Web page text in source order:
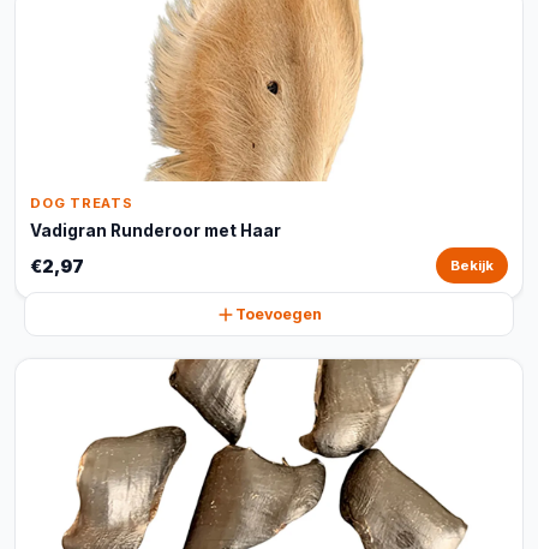
DOG TREATS
Vadigran Runderoor met Haar
€2,97 Bekijk
Toevoegen